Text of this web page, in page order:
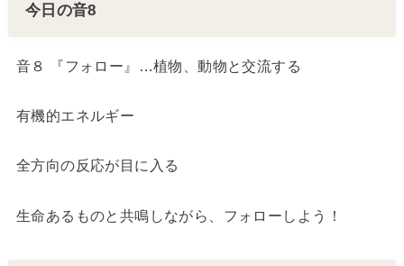
今日の音8
音８ 『フォロー』…植物、動物と交流する
有機的エネルギー
全方向の反応が目に入る
生命あるものと共鳴しながら、フォローしよう！